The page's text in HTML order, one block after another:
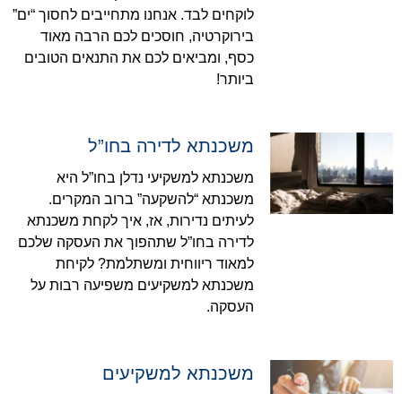
לוקחים לבד. אנחנו מתחייבים לחסוך “ים”
בירוקרטיה, חוסכים לכם הרבה מאוד
כסף, ומביאים לכם את התנאים הטובים
ביותר!
משכנתא לדירה בחו”ל
משכנתא למשקיעי נדלן בחו”ל היא
משכנתא “להשקעה” ברוב המקרים.
לעיתים נדירות, אז, איך לקחת משכנתא
לדירה בחו”ל שתהפוך את העסקה שלכם
למאוד ריווחית ומשתלמת? לקיחת
משכנתא למשקיעים משפיעה רבות על
העסקה.
משכנתא למשקיעים